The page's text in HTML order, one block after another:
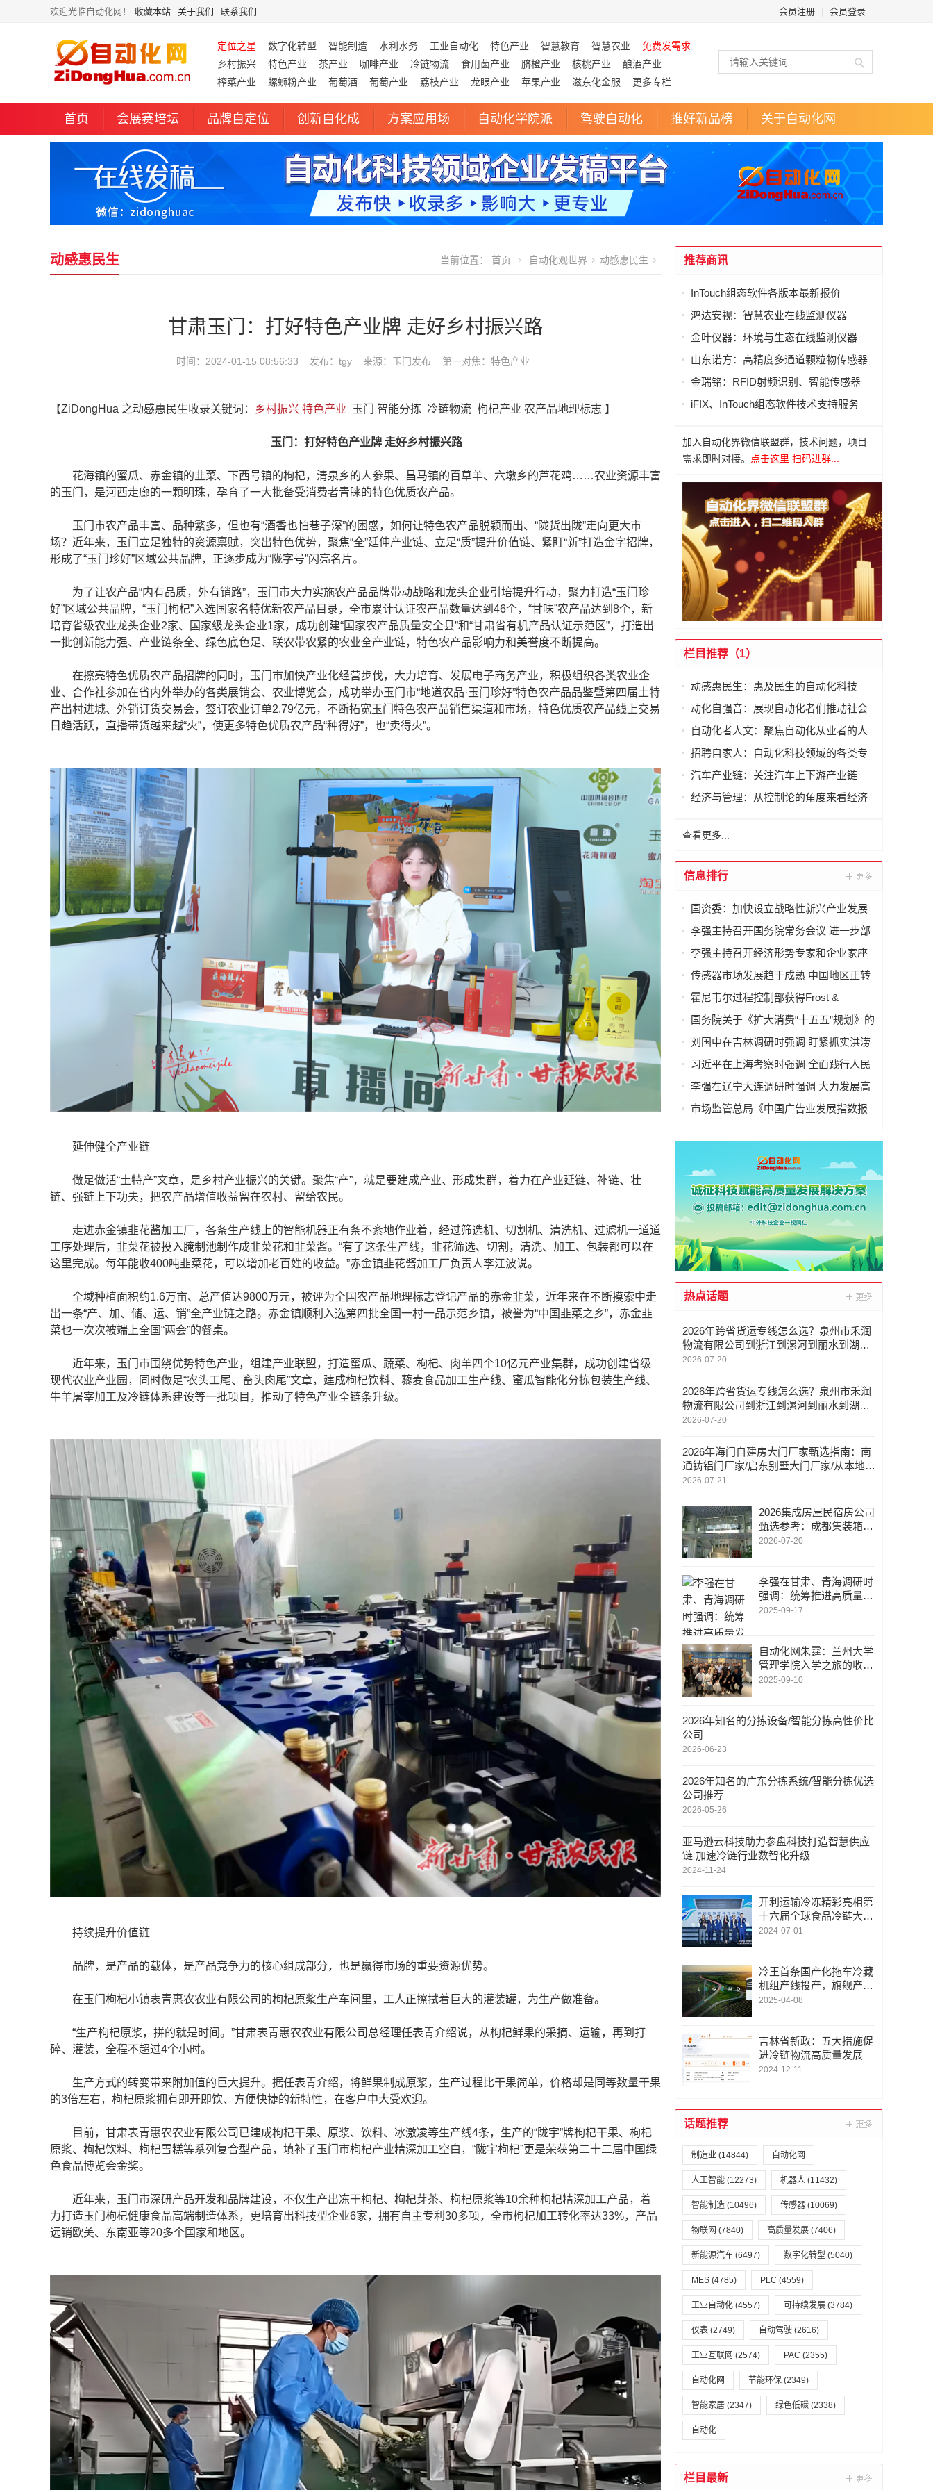
欢迎光临自动化网！ 收藏本站 关于我们 联系我们 会员注册 会员登录
定位之星 数字化转型 智能制造 水利水务 工业自动化 特色产业 智慧教育 智慧农业
免费发需求
乡村振兴
特色产业 茶产业 咖啡产业 冷链物流 食用菌产业 脐橙产业 核桃产业
酿酒产业
榨菜产业
螺蛳粉产业 葡萄酒 葡萄产业 荔枝产业 龙眼产业 苹果产业 滋东化金服 更多专栏...
首页 会展赛培坛 品牌自定位 创新自化成 方案应用场 自动化学院派 驾驶自动化 推好新品榜 关于自动化网
动感惠民生 当前位置： 首页 自动化观世界 动感惠民生
甘肃玉门：打好特色产业牌 走好乡村振兴路
时间：2024-01-15 08:56:33 发布：tgy 来源：玉门发布 第一对焦： 特色产业
【ZiDongHua 之动感惠民生收录关键词： 乡村振兴 特色产业 玉门 智能分拣 冷链物流 枸杞产业 农产品地理标志 】
玉门：打好特色产业牌 走好乡村振兴路
花海镇的蜜瓜、赤金镇的韭菜、下西号镇的枸杞，清泉乡的人参果、昌马镇的百草羊、六墩乡的芦花鸡……农业资源丰富
的玉门，是河西走廊的一颗明珠，孕育了一大批备受消费者青睐的特色优质农产品。
玉门市农产品丰富、品种繁多，但也有“酒香也怕巷子深”的困惑，如何让特色农产品脱颖而出、“陇货出陇”走向更大市
场？近年来，玉门立足独特的资源禀赋，突出特色优势，聚焦“全”延伸产业链、立足“质”提升价值链、紧盯“新”打造金字招牌，
形成了“玉门珍好”区域公共品牌，正逐步成为“陇字号”闪亮名片。
为了让农产品“内有品质，外有销路”，玉门市大力实施农产品品牌带动战略和龙头企业引培提升行动，聚力打造“玉门珍
好”区域公共品牌，“玉门枸杞”入选国家名特优新农产品目录，全市累计认证农产品数量达到46个，“甘味”农产品达到8个，新
培育省级农业龙头企业2家、国家级龙头企业1家，成功创建“国家农产品质量安全县”和“甘肃省有机产品认证示范区”，打造出
一批创新能力强、产业链条全、绿色底色足、联农带农紧的农业全产业链，特色农产品影响力和美誉度不断提高。
在擦亮特色优质农产品招牌的同时，玉门市加快产业化经营步伐，大力培育、发展电子商务产业，积极组织各类农业企
业、合作社参加在省内外举办的各类展销会、农业博览会，成功举办玉门市“地道农品·玉门珍好”特色农产品品鉴暨第四届土特
产出村进城、外销订货交易会，签订农业订单2.79亿元，不断拓宽玉门特色农产品销售渠道和市场，特色优质农产品线上交易
日趋活跃，直播带货越来越“火”，使更多特色优质农产品“种得好”，也“卖得火”。
延伸健全产业链
做足做活“土特产”文章，是乡村产业振兴的关键。聚焦“产”，就是要建成产业、形成集群，着力在产业延链、补链、壮
链、强链上下功夫，把农产品增值收益留在农村、留给农民。
走进赤金镇韭花酱加工厂，各条生产线上的智能机器正有条不紊地作业着，经过筛选机、切割机、清洗机、过滤机一道道
工序处理后，韭菜花被投入腌制池制作成韭菜花和韭菜酱。“有了这条生产线，韭花筛选、切割，清洗、加工、包装都可以在
这里完成。每年能收400吨韭菜花，可以增加老百姓的收益。”赤金镇韭花酱加工厂负责人李江波说。
全域种植面积约1.6万亩、总产值达9800万元，被评为全国农产品地理标志登记产品的赤金韭菜，近年来在不断摸索中走
出一条“产、加、储、运、销”全产业链之路。赤金镇顺利入选第四批全国一村一品示范乡镇，被誉为“中国韭菜之乡”，赤金韭
菜也一次次被端上全国“两会”的餐桌。
近年来，玉门市围绕优势特色产业，组建产业联盟，打造蜜瓜、蔬菜、枸杞、肉羊四个10亿元产业集群，成功创建省级
现代农业产业园，同时做足“农头工尾、畜头肉尾”文章，建成枸杞饮料、藜麦食品加工生产线、蜜瓜智能化分拣包装生产线、
牛羊屠宰加工及冷链体系建设等一批项目，推动了特色产业全链条升级。
持续提升价值链
品牌，是产品的载体，是产品竞争力的核心组成部分，也是赢得市场的重要资源优势。
在玉门枸杞小镇表青惠农农业有限公司的枸杞原浆生产车间里，工人正擦拭着巨大的灌装罐，为生产做准备。
“生产枸杞原浆，拼的就是时间。”甘肃表青惠农农业有限公司总经理任表青介绍说，从枸杞鲜果的采摘、运输，再到打
碎、灌装，全程不超过4个小时。
生产方式的转变带来附加值的巨大提升。据任表青介绍，将鲜果制成原浆，生产过程比干果简单，价格却是同等数量干果
的3倍左右，枸杞原浆拥有即开即饮、方便快捷的新特性，在客户中大受欢迎。
目前，甘肃表青惠农农业有限公司已建成枸杞干果、原浆、饮料、冰激凌等生产线4条，生产的“陇宇”牌枸杞干果、枸杞
原浆、枸杞饮料、枸杞雪糕等系列复合型产品，填补了玉门市枸杞产业精深加工空白，“陇宇枸杞”更是荣获第二十二届中国绿
色食品博览会金奖。
近年来，玉门市深研产品开发和品牌建设，不仅生产出冻干枸杞、枸杞芽茶、枸杞原浆等10余种枸杞精深加工产品，着
力打造玉门枸杞健康食品高端制造体系，更培育出科技型企业6家，拥有自主专利30多项，全市枸杞加工转化率达33%，产品
远销欧美、东南亚等20多个国家和地区。
推荐商讯
InTouch组态软件各版本最新报价
鸿达安视：智慧农业在线监测仪器
金叶仪器：环境与生态在线监测仪器
山东诺方：高精度多通道颗粒物传感器
金瑞铭：RFID射频识别、智能传感器
iFIX、InTouch组态软件技术支持服务
加入自动化界微信联盟群，技术问题，项目
需求即时对接。
点击这里 扫码进群...
栏目推荐（1）
动感惠民生：惠及民生的自动化科技
动化自强音：展现自动化者们推动社会
进步发出的响亮声音
自动化者人文：聚焦自动化从业者的人
文思考
招聘自家人：自动化科技领域的各类专
家及人才需求资讯
汽车产业链：关注汽车上下游产业链
经济与管理：从控制论的角度来看经济
查看更多...
信息排行
国资委：加快设立战略性新兴产业发展
专项基金
李强主持召开国务院常务会议 进一步部
署防汛抗洪救灾工作等
李强主持召开经济形势专家和企业家座
谈会
传感器市场发展趋于成熟 中国地区正转
型
霍尼韦尔过程控制部获得Frost &
Sullivan 颁发的“年度卓越环保贡献奖”
国务院关于《扩大消费“十五五”规划》的
批复
刘国中在吉林调研时强调 盯紧抓实洪涝
灾害防御工作 切实做好农业防灾减灾
习近平在上海考察时强调 全面践行人民
城市理念 高质量推进城市更新
李强在辽宁大连调研时强调 大力发展高
端装备制造业 加快建设现代化产业体系
市场监管总局《中国广告业发展指数报
热点话题
2026年跨省货运专线怎么选？泉州市禾润
物流有限公司到浙江到漯河到丽水到湖州
到南京全解析
2026-07-20
2026年跨省货运专线怎么选？泉州市禾润
物流有限公司到浙江到漯河到丽水到湖州
到南京全解析
2026-07-20
2026年海门自建房大门厂家甄选指南：南
通铸铝门厂家/启东别墅大门厂家/从本地服
务到定制工艺的全维度参考
2026-07-21
2026集成房屋民宿房公司
甄选参考：成都集装箱民
宿/成都集装箱租赁/成都
2026-07-20
李强在甘肃、青海调研时
强调：统筹推进高质量发
展和高水平保护|构建体
2025-09-17
自动化网朱霆：兰州大学
管理学院入学之旅的收
获，将成为我未来工作与
2025-09-10
2026年知名的分拣设备/智能分拣高性价比
公司
2026-06-23
2026年知名的广东分拣系统/智能分拣优选
公司推荐
2026-05-26
亚马逊云科技助力参盘科技打造智慧供应
链 加速冷链行业数智化升级
2024-11-24
开利运输冷冻精彩亮相第
十六届全球食品冷链大会
并隆重发布CITIMAX D系
2024-07-01
冷王首条国产化拖车冷藏
机组产线投产，旗舰产品
LEGEND强势亮相
2025-04-08
吉林省新政：五大措施促
进冷链物流高质量发展
2024-12-11
话题推荐
制造业 (14844) 自动化网
人工智能 (12273) 机器人 (11432)
智能制造 (10496) 传感器 (10069)
物联网 (7840) 高质量发展 (7406)
新能源汽车 (6497) 数字化转型 (5040)
MES (4785) PLC (4559)
工业自动化 (4557) 可持续发展 (3784)
仪表 (2749) 自动驾驶 (2616)
工业互联网 (2574) PAC (2355)
自动化网 节能环保 (2349)
智能家居 (2347) 绿色低碳 (2338)
自动化
栏目最新